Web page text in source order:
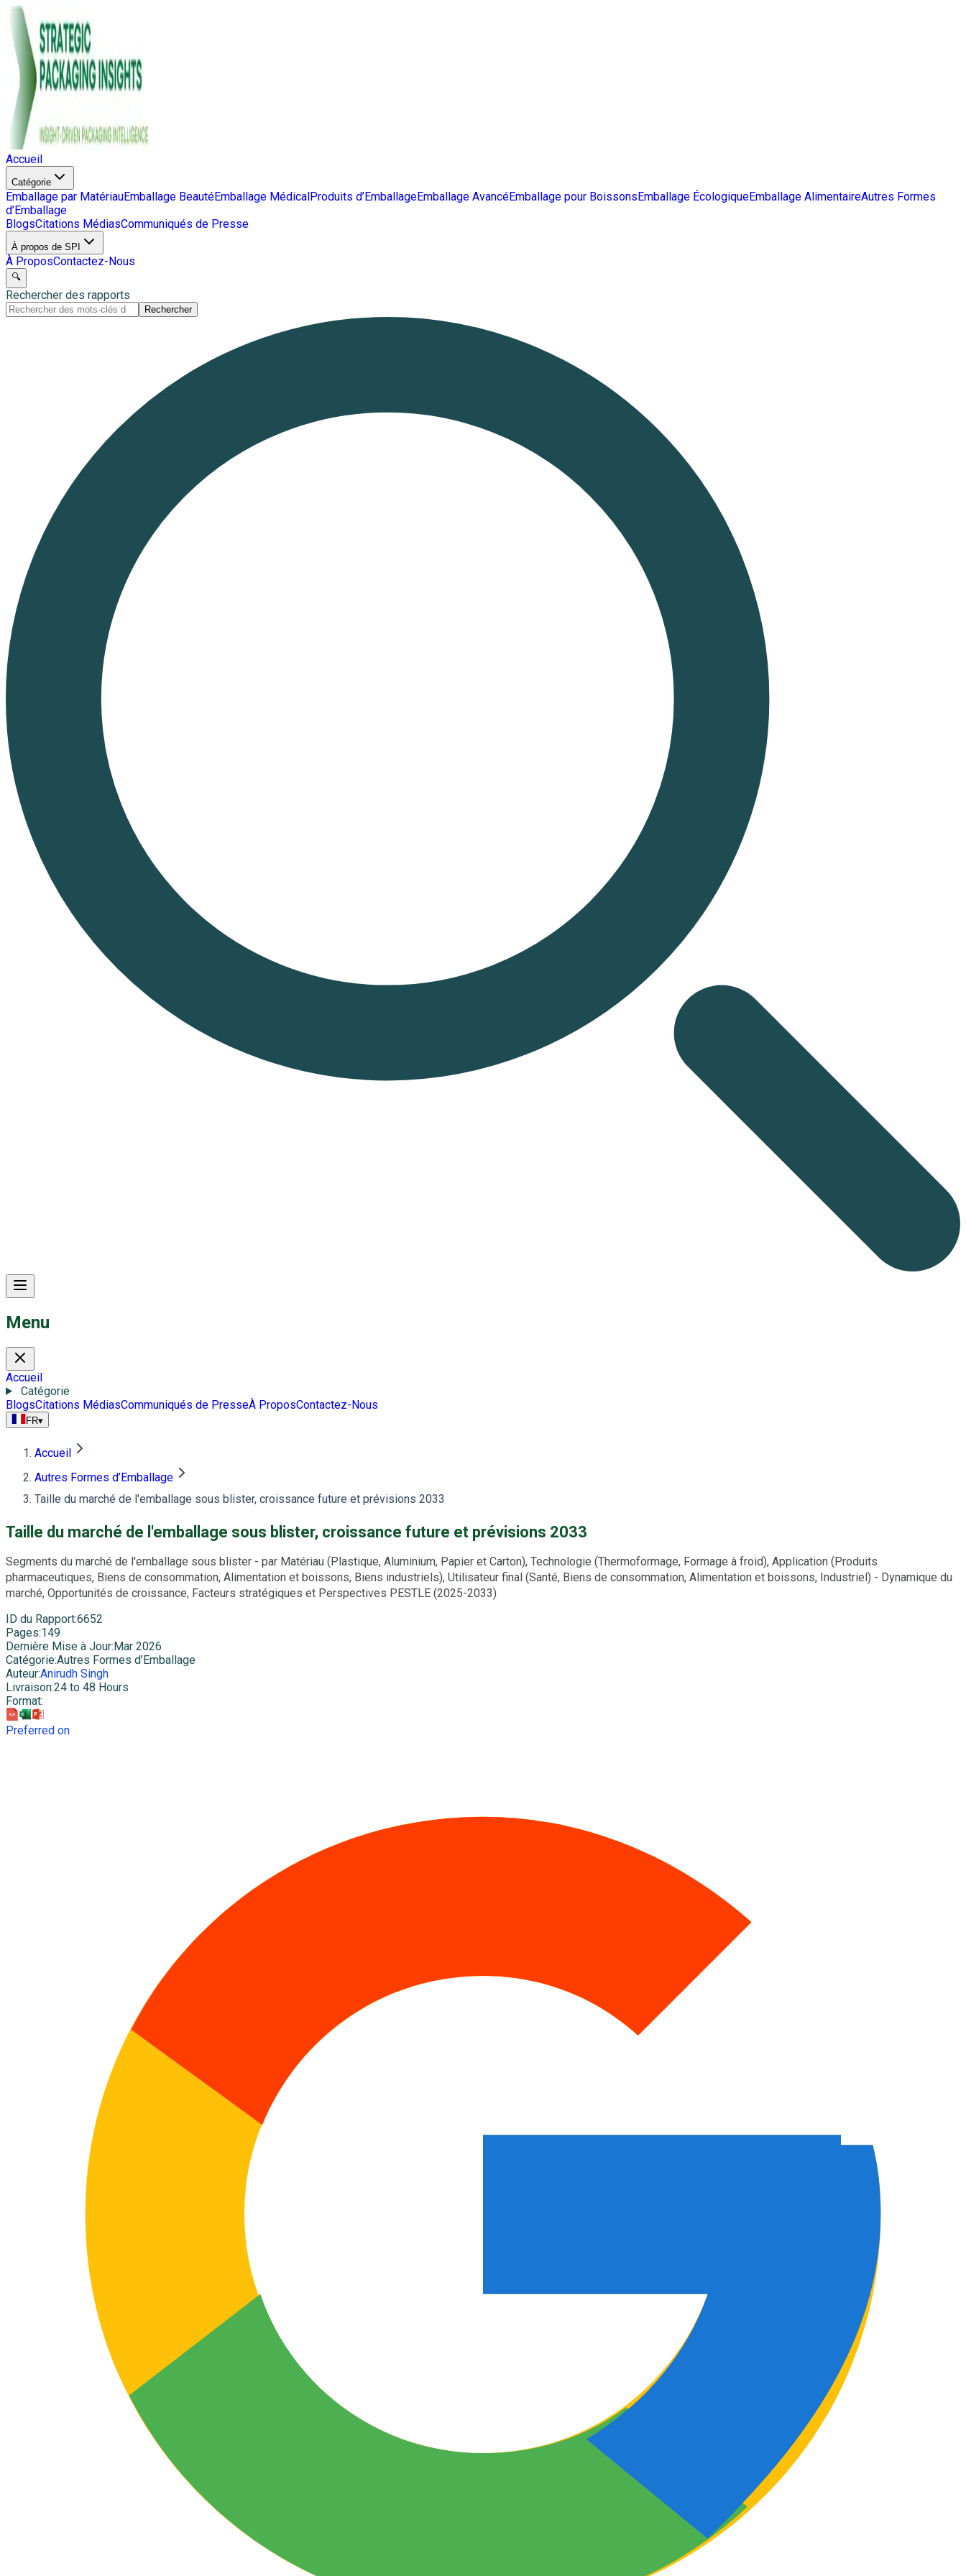
Accueil
Catégorie
Emballage par MatériauEmballage BeautéEmballage MédicalProduits d’EmballageEmballage AvancéEmballage pour BoissonsEmballage ÉcologiqueEmballage AlimentaireAutres Formes
d’Emballage
BlogsCitations MédiasCommuniqués de Presse
À propos de SPI
À ProposContactez-Nous
🔍
Rechercher des rapports
Rechercher
Menu
Accueil
Catégorie
BlogsCitations MédiasCommuniqués de PresseÀ ProposContactez-Nous
FR▾
Accueil
Autres Formes d’Emballage
Taille du marché de l'emballage sous blister, croissance future et prévisions 2033
Taille du marché de l'emballage sous blister, croissance future et prévisions 2033
Segments du marché de l'emballage sous blister - par Matériau (Plastique, Aluminium, Papier et Carton), Technologie (Thermoformage, Formage à froid), Application (Produits
pharmaceutiques, Biens de consommation, Alimentation et boissons, Biens industriels), Utilisateur final (Santé, Biens de consommation, Alimentation et boissons, Industriel) - Dynamique du
marché, Opportunités de croissance, Facteurs stratégiques et Perspectives PESTLE (2025-2033)
ID du Rapport:6652
Pages:149
Dernière Mise à Jour: Mar 2026
Catégorie:Autres Formes d’Emballage
Auteur:Anirudh Singh
Livraison:24 to 48 Hours
Format:
Preferred on